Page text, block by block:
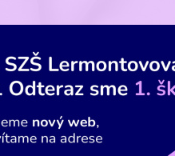
Podľa individuálne
Vyučujúca: